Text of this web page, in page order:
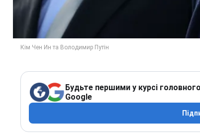
Будьте першими у курсі
Google